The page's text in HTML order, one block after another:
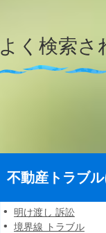
よく検索さ
不動産トラブ
明け渡し 訴訟
境界線 トラブル